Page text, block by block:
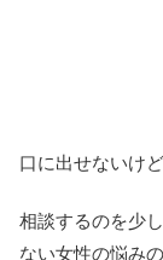
口に出せないけ
相談するのを少
ない女性の悩み